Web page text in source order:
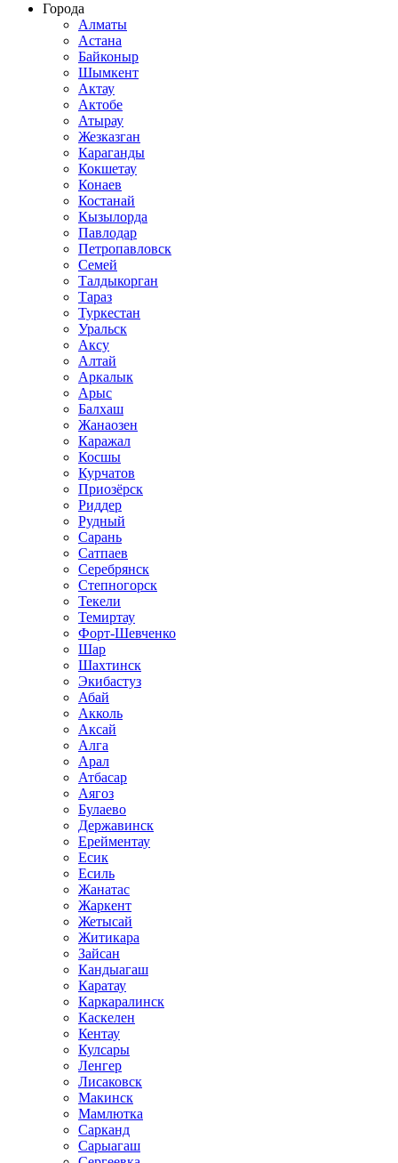
Города
Алматы
Астана
Байконыр
Шымкент
Актау
Актобе
Атырау
Жезказган
Караганды
Кокшетау
Конаев
Костанай
Кызылорда
Павлодар
Петропавловск
Семей
Талдыкорган
Тараз
Туркестан
Уральск
Аксу
Алтай
Аркалык
Арыс
Балхаш
Жанаозен
Каражал
Косшы
Курчатов
Приозёрск
Риддер
Рудный
Сарань
Сатпаев
Серебрянск
Степногорск
Текели
Темиртау
Форт-Шевченко
Шар
Шахтинск
Экибастуз
Абай
Акколь
Аксай
Алга
Арал
Атбасар
Аягоз
Булаево
Державинск
Ерейментау
Есик
Есиль
Жанатас
Жаркент
Жетысай
Житикара
Зайсан
Кандыагаш
Каратау
Каркаралинск
Каскелен
Кентау
Кулсары
Ленгер
Лисаковск
Макинск
Мамлютка
Сарканд
Сарыагаш